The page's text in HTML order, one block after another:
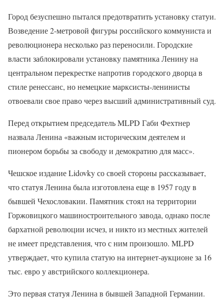
Город безуспешно пытался предотвратить установку статуи.
Возведение 2-метровой фигуры российского коммуниста и
революционера несколько раз переносили. Городские
власти заблокировали установку памятника Ленину на
центральном перекрестке напротив городского дворца в
стиле ренессанс, но немецкие марксисты-ленинисты
отвоевали свое право через высший административный суд.
Перед открытием председатель MLPD Габи Фехтнер
назвала Ленина «важным историческим деятелем и
пионером борьбы за свободу и демократию для масс».
Чешское издание Lidovky со своей стороны рассказывает,
что статуя Ленина была изготовлена еще в 1957 году в
бывшей Чехословакии. Памятник стоял на территории
Горжовицкого машиностроительного завода, однако после
бархатной революции исчез, и никто из местных жителей
не имеет представления, что с ним произошло. MLPD
утверждает, что купила статую на интернет-аукционе за 16
тыс. евро у австрийского коллекционера.
Это первая статуя Ленина в бывшей Западной Германии.